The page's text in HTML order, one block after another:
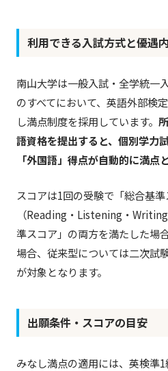
利用できる入試方式と優遇
南山大学は一般入試・全学統一
のすべてにおいて、英語外部検
し満点制度を採用しています。
語資格を提出すると、個別学力
「外国語」得点が自動的に満点
スコアは1回の受験で「総合基
（Reading・Listening・
準スコア」の両方を満たした場
場合、従来型については二次試
が対象となります。
出願条件・スコアの目安
みなし満点の適用には、英検準